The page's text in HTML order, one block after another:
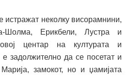
истражат неколку висорамнини,
Шолма, Ерикбели, Лустра и
центар на културата и
е задолжително да се посетат и
замокот, но и џамијата